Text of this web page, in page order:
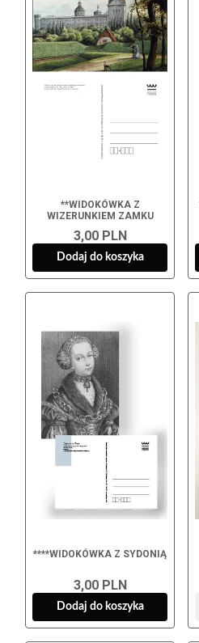
**WIDOKÓWKA Z
WIZERUNKIEM ZAMKU
3,00 PLN
Dodaj do koszyka
****WIDOKÓWKA Z SYDONIĄ
3,00 PLN
Dodaj do koszyka